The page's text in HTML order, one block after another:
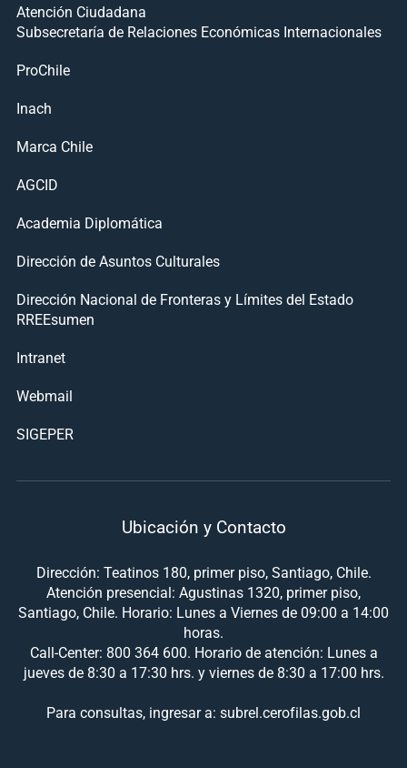
Atención Ciudadana
Subsecretaría de Relaciones Económicas Internacionales
ProChile
Inach
Marca Chile
AGCID
Academia Diplomática
Dirección de Asuntos Culturales
Dirección Nacional de Fronteras y Límites del Estado
RREEsumen
Intranet
Webmail
SIGEPER
Ubicación y Contacto
Dirección: Teatinos 180, primer piso, Santiago, Chile.
Atención presencial: Agustinas 1320, primer piso,
Santiago, Chile. Horario: Lunes a Viernes de 09:00 a 14:00
horas.
Call-Center: 800 364 600. Horario de atención: Lunes a
jueves de 8:30 a 17:30 hrs. y viernes de 8:30 a 17:00 hrs.
Para consultas, ingresar a: subrel.cerofilas.gob.cl